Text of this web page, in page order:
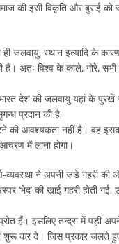
की इसी विकृति और बुराई को
स्थान इत्यादि के कारण
अतः विश्व के काले, गोरे, सभी
देश की जलवायु यहां के पुरखें-
प्रदान की है,
की आवश्यकता नहीं है। वह
में लाना होगा।
व्यवस्था ने अपनी जडे गहरी
की खाई गहरी होती गई,
हैं। इसलिए तन्द्रा में पड़ी
शुरू कर दे। जिस प्रकार जलते